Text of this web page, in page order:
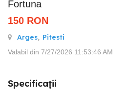
Fortuna
150 RON
Arges, Pitesti
Valabil din 7/27/2026 11:53:46 AM
Specificații